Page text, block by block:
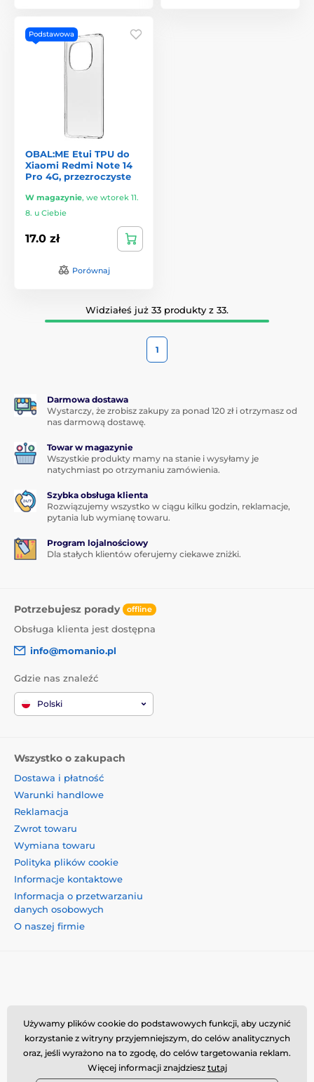
Podstawowa
OBAL:ME Etui TPU do
Xiaomi Redmi Note 14
Pro 4G, przezroczyste
W magazynie, we wtorek 11.
8. u Ciebie
17.0 zł
Porównaj
Widziałeś już 33 produkty z 33.
1
Darmowa dostawa
Wystarczy, że zrobisz zakupy za ponad 120 zł i otrzymasz od
nas darmową dostawę.
Towar w magazynie
Wszystkie produkty mamy na stanie i wysyłamy je
natychmiast po otrzymaniu zamówienia.
Szybka obsługa klienta
Rozwiązujemy wszystko w ciągu kilku godzin, reklamacje,
pytania lub wymianę towaru.
Program lojalnościowy
Dla stałych klientów oferujemy ciekawe zniżki.
Potrzebujesz porady offline
Obsługa klienta jest dostępna
info@momanio.pl
Gdzie nas znaleźć
Polski
Wszystko o zakupach
Dostawa i płatność
Warunki handlowe
Reklamacja
Zwrot towaru
Wymiana towaru
Polityka plików cookie
Informacje kontaktowe
Informacja o przetwarzaniu
danych osobowych
O naszej firmie
Momanio s.r.o., Okružní 361/14, 74718, Píšť, Czechy,
VAT: CZ09604707, info@momanio.pl
Używamy plików cookie do podstawowych funkcji, aby uczynić
korzystanie z witryny przyjemniejszym, do celów analitycznych
oraz, jeśli wyrażono na to zgodę, do celów targetowania reklam.
Więcej informacji znajdziesz tutaj